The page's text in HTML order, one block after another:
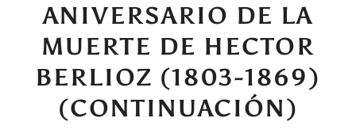
ANIVERSARIO DE LA
MUERTE DE HECTOR
BERLIOZ (1803-1869)
(CONTINUACIÓN)